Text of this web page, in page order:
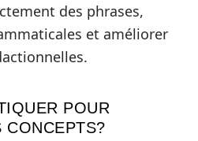
des phrases,
et améliorer
POUR
CONCEPTS?